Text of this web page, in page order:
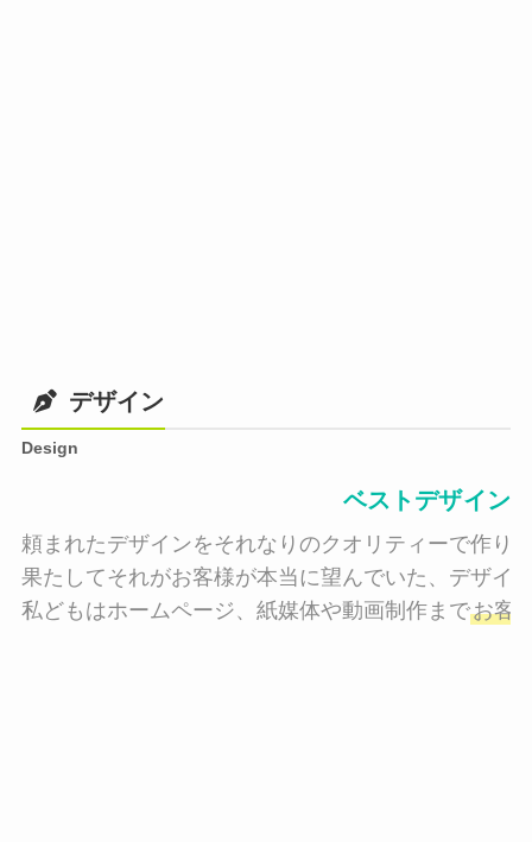
デザイン
Design
ベストデザイン
頼まれたデザインをそれなりのクオリティーで作り
果たしてそれがお客様が本当に望んでいた、デザイ
私どもはホームページ、紙媒体や動画制作までお客